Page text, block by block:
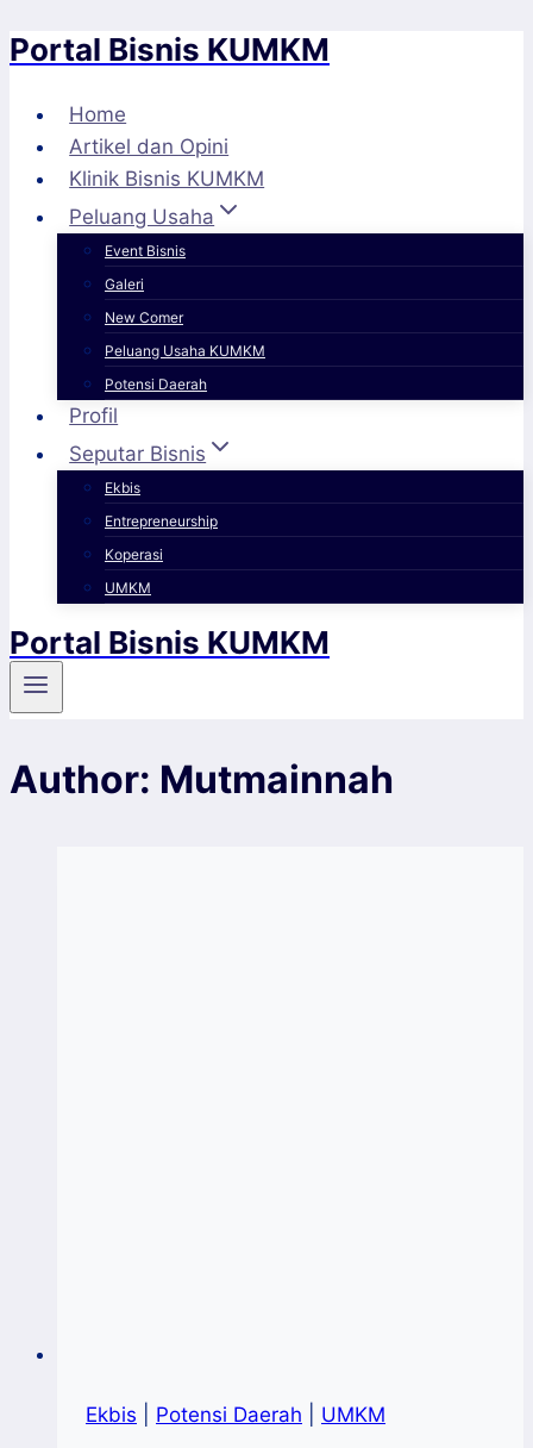
Skip
content
Portal Bisnis KUMKM
Home
Artikel dan Opini
Klinik Bisnis KUMKM
Peluang Usaha
Event Bisnis
Galeri
New Comer
Peluang Usaha KUMKM
Potensi Daerah
Profil
Seputar Bisnis
Ekbis
Entrepreneurship
Koperasi
UMKM
Portal Bisnis KUMKM
Author: Mutmainnah
Ekbis Potensi Daerah UMKM